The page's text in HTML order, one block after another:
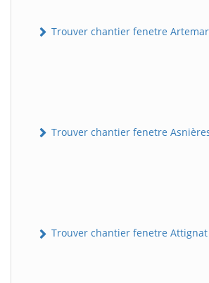
Trouver chantier fenetre
Trouver chantier fenetre
Trouver chantier fenetre Attignat